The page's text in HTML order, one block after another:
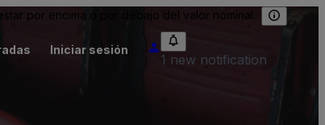
por encima o por debajo del valor nominal.
Iniciar sesión
1 new notification